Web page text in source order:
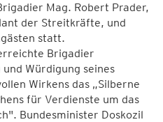
Mag. Robert Prader,
der Streitkräfte, und
statt.
Brigadier
Würdigung seines
Wirkens das „Silberne
für Verdienste um das
Bundesminister Doskozil